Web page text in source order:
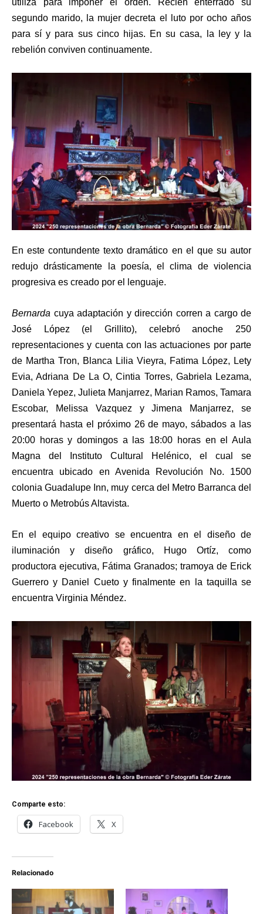
segundo marido, la mujer decreta el luto por ocho años
para sí y para sus cinco hijas. En su casa, la ley y la
rebelión conviven continuamente.
En este contundente texto dramático en el que su autor
redujo drásticamente la poesía, el clima de violencia
progresiva es creado por el lenguaje.
Bernarda cuya adaptación y dirección corren a cargo de
José López (el Grillito), celebró anoche 250
representaciones y cuenta con las actuaciones por parte
de Martha Tron, Blanca Lilia Vieyra, Fatima López, Lety
Evia, Adriana De La O, Cintia Torres, Gabriela Lezama,
Daniela Yepez, Julieta Manjarrez, Marian Ramos, Tamara
Escobar, Melissa Vazquez y Jimena Manjarrez, se
presentará hasta el próximo 26 de mayo, sábados a las
20:00 horas y domingos a las 18:00 horas en el Aula
Magna del Instituto Cultural Helénico, el cual se
encuentra ubicado en Avenida Revolución No. 1500
colonia Guadalupe Inn, muy cerca del Metro Barranca del
Muerto o Metrobús Altavista.
En el equipo creativo se encuentra en el diseño de
iluminación y diseño gráfico, Hugo Ortíz, como
productora ejecutiva, Fátima Granados; tramoya de Erick
Guerrero y Daniel Cueto y finalmente en la taquilla se
encuentra Virginia Méndez.
Comparte esto:
Facebook X
Relacionado